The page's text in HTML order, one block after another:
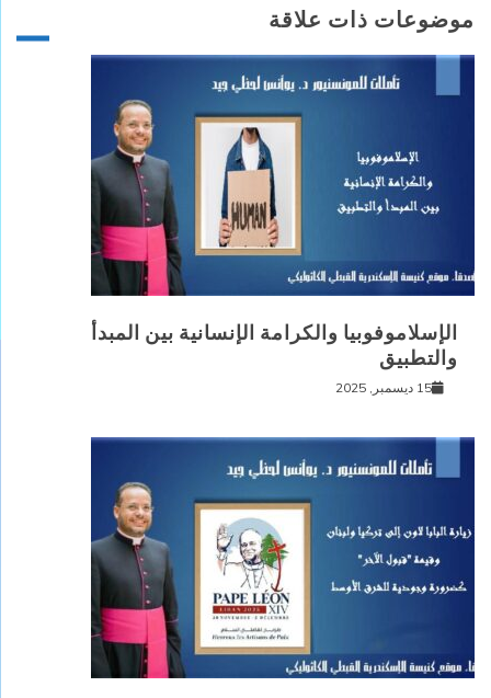
موضوعات ذات علاقة
الإسلاموفوبيا والكرامة الإنسانية بين المبدأ
والتطبيق
15 ديسمبر, 2025